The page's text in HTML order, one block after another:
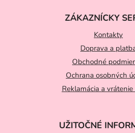
ZÁKAZNÍCKY
Kontakty
Doprava a
Obchodné
Ochrana osobných
Reklamácia a
UŽITOČNÉ